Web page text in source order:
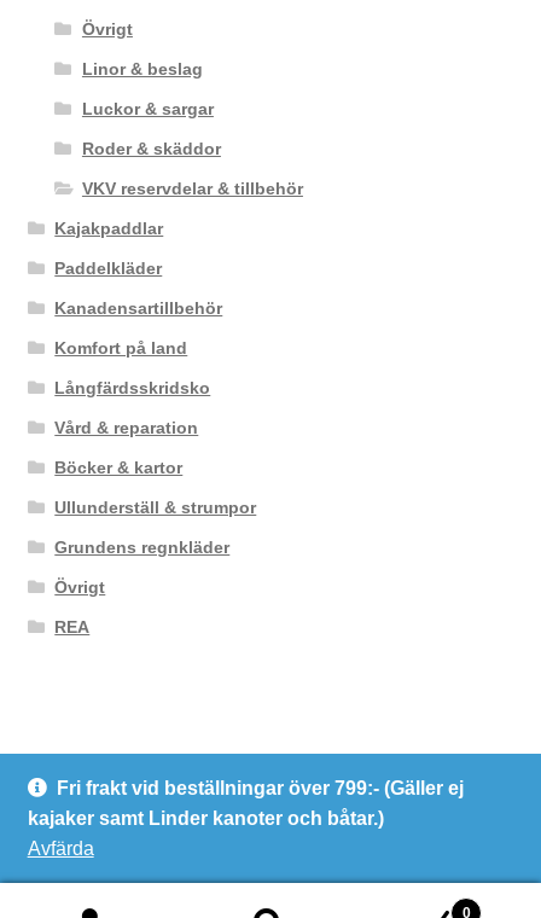
Fri frakt vid beställningar över 799:- (Gäller ej
kajaker samt Linder kanoter och båtar.)
Avfärda
Övrigt
Linor & beslag
Luckor & sargar
Roder & skäddor
VKV reservdelar & tillbehör
Kajakpaddlar
Paddelkläder
Kanadensartillbehör
Komfort på land
Långfärdsskridsko
Vård & reparation
Böcker & kartor
Ullunderställ & strumpor
Grundens regnkläder
Övrigt
REA
© Kanotcentrum Göteborg AB
Integritetspolicy
0